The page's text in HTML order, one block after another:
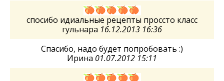
спосибо идиальные рецепты проссто класс
гульнара 16.12.2013 16:36
Спасибо, надо будет попробовать :)
Ирина 01.07.2012 15:11